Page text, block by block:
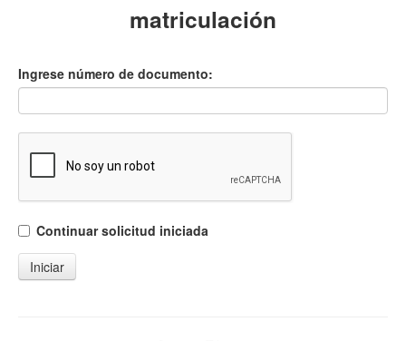
matriculación
Ingrese número de documento:
Continuar solicitud iniciada